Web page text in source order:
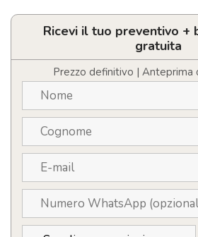
750
Personalizzabile
quantità
Ricevi il tuo preventivo +
gratuita
Prezzo definitivo | Anteprima